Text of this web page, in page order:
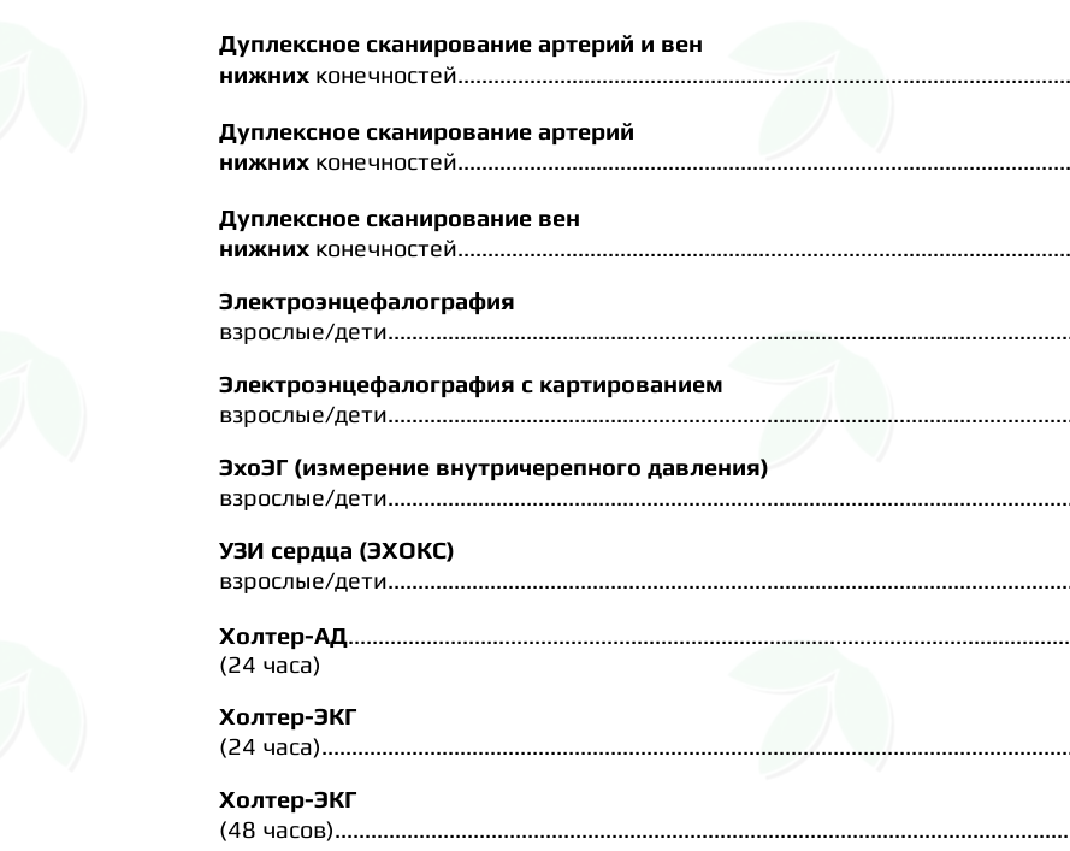
Дуплексное сканирование артерий и вен
нижних конечностей...............................................................................
Дуплексное сканирование артерий
нижних конечностей............................................................................................
Дуплексное сканирование вен
нижних конечностей
Электроэнцефалография
взрослые/дети..............................................................................................
Электроэнцефалография с картированием
взрослые/дети..............................................................................................
ЭхоЭГ (измерение внутричерепного давления)
взрослые/дети.................................................................................................
УЗИ сердца (ЭХОКС)
взрослые/дети.....................................................................................
Холтер-АД......................................................................................................................
(24 часа)
Холтер-ЭКГ
(24 часа)..........................................................................................................
Холтер-ЭКГ
(48 часов)..........................................................................................................